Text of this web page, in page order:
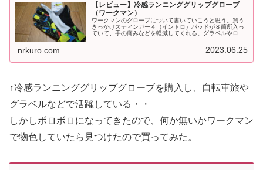
【レビュー】冷感ランニンググリップグローブ
（ワークマン）
ワークマンのグローブについて書いていこうと思う。買う
きっかけスティンガー４（イントロ）パッドが８箇所入っ
ていて、手の痛みなどを軽減してくれる。グラベルやロン
nrkuro.com 2023.06.25
↑冷感ランニンググリップグローブを購入し、自転車旅や
グラベルなどで活躍している・・
しかしボロボロになってきたので、何か無いかワークマン
で物色していたら見つけたので買ってみた。